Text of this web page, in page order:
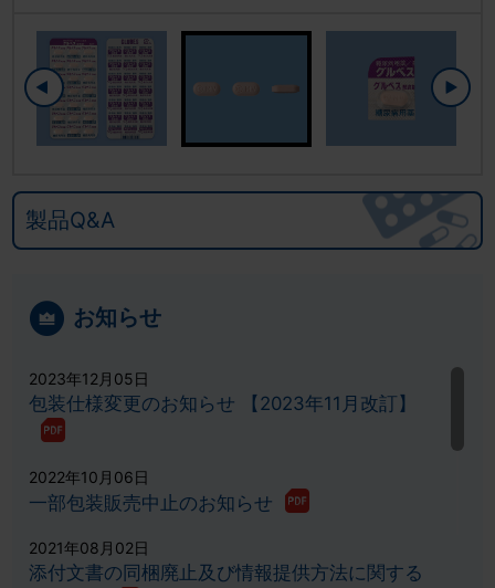
製品Q&A
お知らせ
2023年12月05日
包装仕様変更のお知らせ 【2023年11月改訂】
2022年10月06日
一部包装販売中止のお知らせ
2021年08月02日
添付文書の同梱廃止及び情報提供方法に関する